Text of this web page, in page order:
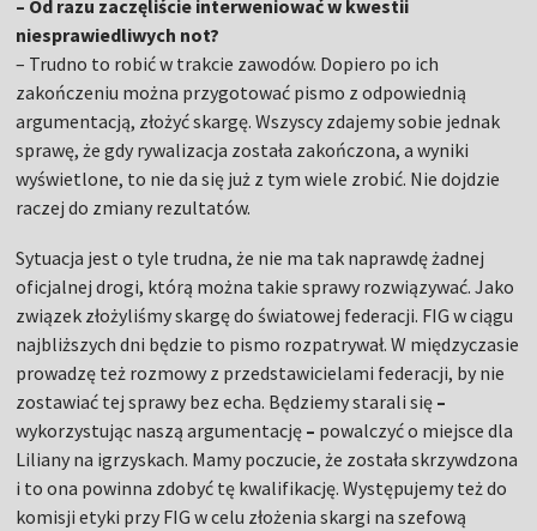
– Od razu zaczęliście interweniować w kwestii
niesprawiedliwych not?
– Trudno to robić w trakcie zawodów. Dopiero po ich
zakończeniu można przygotować pismo z odpowiednią
argumentacją, złożyć skargę. Wszyscy zdajemy sobie jednak
sprawę, że gdy rywalizacja została zakończona, a wyniki
wyświetlone, to nie da się już z tym wiele zrobić. Nie dojdzie
raczej do zmiany rezultatów.
Sytuacja jest o tyle trudna, że nie ma tak naprawdę żadnej
oficjalnej drogi, którą można takie sprawy rozwiązywać. Jako
związek złożyliśmy skargę do światowej federacji. FIG w ciągu
najbliższych dni będzie to pismo rozpatrywał. W międzyczasie
prowadzę też rozmowy z przedstawicielami federacji, by nie
zostawiać tej sprawy bez echa. Będziemy starali się –
wykorzystując naszą argumentację – powalczyć o miejsce dla
Liliany na igrzyskach. Mamy poczucie, że została skrzywdzona
i to ona powinna zdobyć tę kwalifikację. Występujemy też do
komisji etyki przy FIG w celu złożenia skargi na szefową